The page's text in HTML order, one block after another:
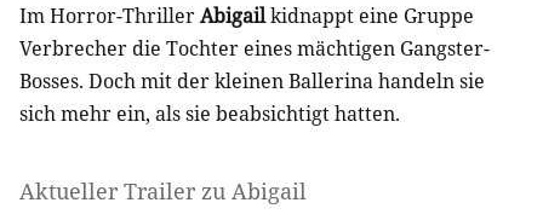
Im Horror-ThrillerAbigailkidnappt eine Gruppe
Verbrecher die Tochter eines mächtigen Gangster-
Bosses. Doch mit der kleinen Ballerina handeln sie
sich mehr ein, als sie beabsichtigt hatten.
Aktueller Trailer zu Abigail